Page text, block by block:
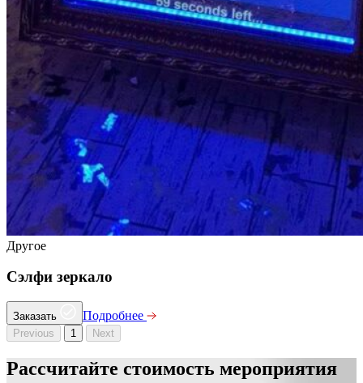
Другое
Сэлфи зеркало
Заказать Подробнее
Previous 1 Next
Рассчитайте стоимость мероприятия